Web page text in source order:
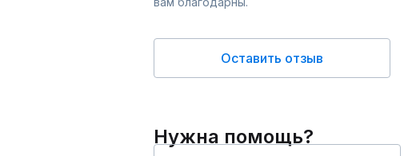
Оставить отзыв
Нужна помощь?